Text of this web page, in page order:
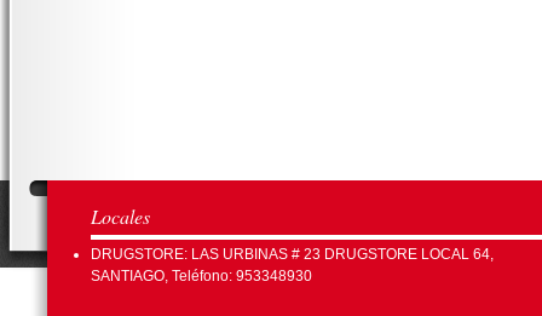
Locales
DRUGSTORE: LAS URBINAS # 23 DRUGSTORE LOCAL 64,
SANTIAGO, Teléfono: 953348930